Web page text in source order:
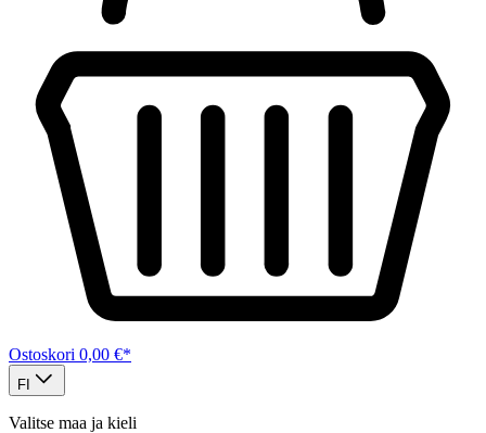
Ostoskori 0,00 €*
FI
Valitse maa ja kieli